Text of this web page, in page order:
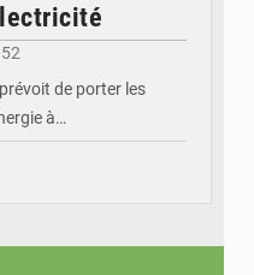
de porter les
à…